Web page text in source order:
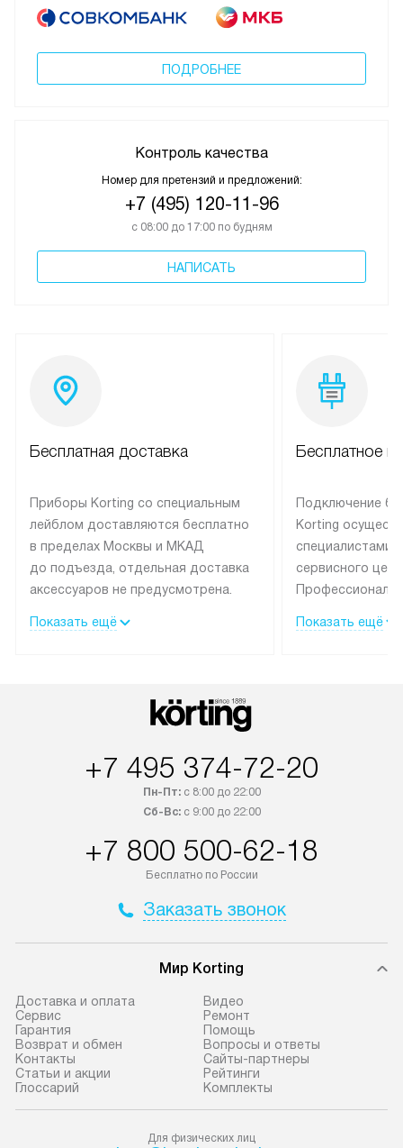
ПОДРОБНЕЕ
Контроль качества
Номер для претензий и предложений:
+7 (495) 120-11-96
с 08:00 до 17:00 по будням
НАПИСАТЬ
Бесплатная доставка
Приборы Korting со специальным
лейблом доставляются бесплатно
в пределах Москвы и МКАД
до подъезда, отдельная доставка
аксессуаров не предусмотрена.
дополнительно. При заказе
условия доставки и оплаты. Если
товар в наличии, он может быть
трех дней. Доставка в Санкт-
осуществляется через
100% предоплаты мы бесплатно
транспортной компании в городе
В оговоренный день служба
доставки привозит упакованный
прибор до подъезда. Если
требуется переместить технику
предварительно обговорите это
Показать ещё
Бесплатное
Подключение
Korting
специалистами
сервисного
эксплуатации
На
к водопроводу,
Показать ещё
+7 495 374-72-20
Пн-Пт:с 8:00 до 22:00
Сб-Вс:с 9:00 до 22:00
+7 800 500-62-18
Бесплатно по России
Заказать звонок
Мир Korting
Доставка и оплата
Сервис
Гарантия
Возврат и обмен
Контакты
Статьи и акции
Глоссарий
Видео
Ремонт
Помощь
Вопросы и ответы
Сайты-партнеры
Рейтинги
Комплекты
Для физических лиц